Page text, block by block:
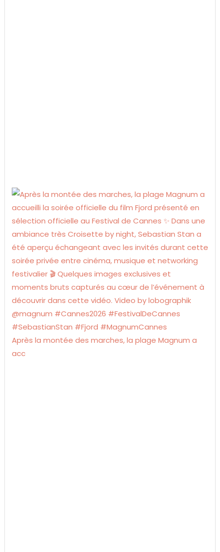
Après la montée des marches, la plage Magnum a
acc